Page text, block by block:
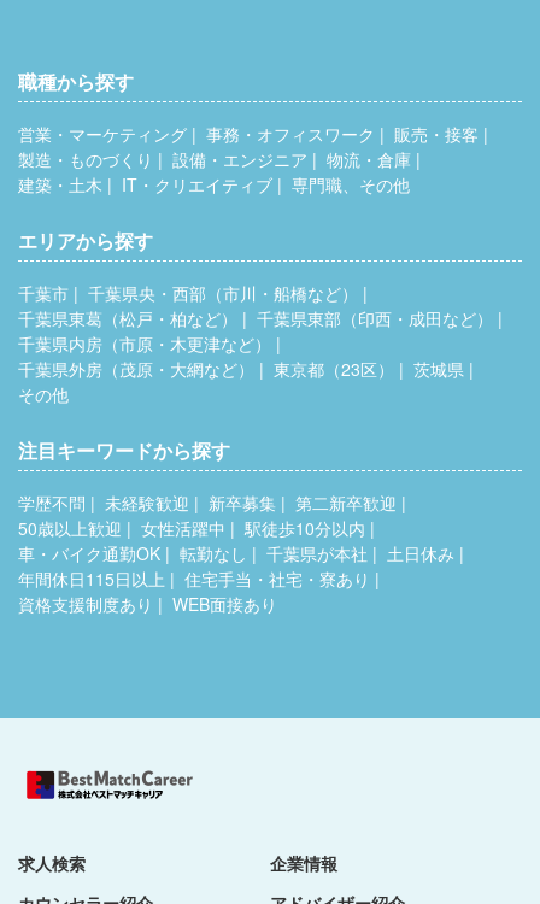
職種から探す
営業・マーケティング 事務・オフィスワーク
販売・接客
製造・ものづくり
設備・エンジニア
物流・倉庫
建築・土木
IT・クリエイティブ 専門職、その他
エリアから探す
千葉市
千葉県央・西部（市川・船橋など）
千葉県東葛（松戸・柏など）
千葉県東部（印西・成田など）
千葉県内房（市原・木更津など）
千葉県外房（茂原・大網など）
東京都（23区）
茨城県
その他
注目キーワードから探す
学歴不問 未経験歓迎 新卒募集
第二新卒歓迎
50歳以上歓迎
女性活躍中
駅徒歩10分以内
車・バイク通勤OK
転勤なし 千葉県が本社
土日休み
年間休日115日以上
住宅手当・社宅・寮あり
資格支援制度あり
WEB面接あり
求人検索
企業情報